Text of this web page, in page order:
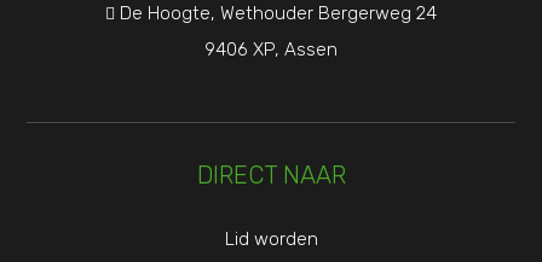
 De Hoogte, Wethouder Bergerweg 24
9406 XP, Assen
DIRECT NAAR
Lid worden